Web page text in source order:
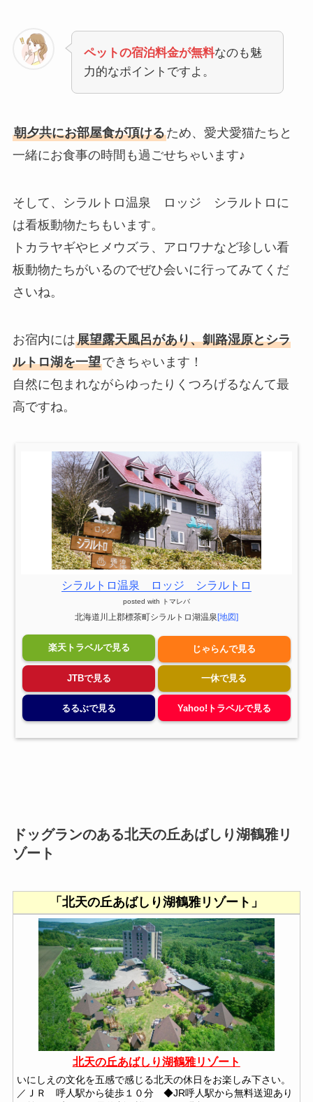
ペットの宿泊料金が無料なのも魅
力的なポイントですよ。
朝夕共にお部屋食が頂けるため、愛犬愛猫たちと
一緒にお食事の時間も過ごせちゃいます♪
そして、シラルトロ温泉 ロッジ シラルトロに
は看板動物たちもいます。
トカラヤギやヒメウズラ、アロワナなど珍しい看
板動物たちがいるのでぜひ会いに行ってみてくだ
さいね。
お宿内には展望露天風呂があり、釧路湿原とシラ
ルトロ湖を一望できちゃいます！
自然に包まれながらゆったりくつろげるなんて最
高ですね。
シラルトロ温泉 ロッジ シラルトロ
posted with トマレバ
北海道川上郡標茶町シラルトロ湖温泉[地図]
楽天トラベルで見る じゃらんで見る
JTBで見る 一休で見る
るるぶで見る Yahoo!トラベルで見る
ドッグランのある北天の丘あばしり湖鶴雅リ
ゾート
「北天の丘あばしり湖鶴雅リゾート」
北天の丘あばしり湖鶴雅リゾート
いにしえの文化を五感で感じる北天の休日をお楽しみ下さい。
／ＪＲ 呼人駅から徒歩１０分 ◆JR呼人駅から無料送迎あり